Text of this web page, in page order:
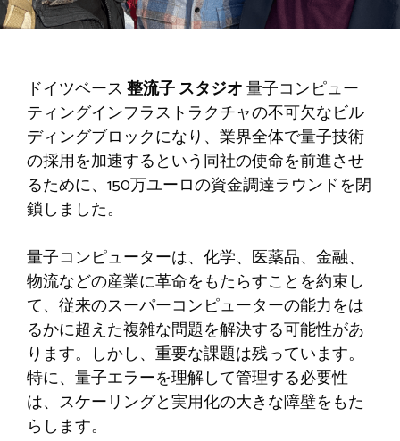
ドイツベース 整流子スタジオ量子コンピュー
ティングインフラストラクチャの不可欠なビル
ディングブロックになり、業界全体で量子技術
の採用を加速するという同社の使命を前進させ
るために、150万ユーロの資金調達ラウンドを閉
鎖しました。
量子コンピューターは、化学、医薬品、金融、
物流などの産業に革命をもたらすことを約束し
て、従来のスーパーコンピューターの能力をは
るかに超えた複雑な問題を解決する可能性があ
ります。しかし、重要な課題は残っています。
特に、量子エラーを理解して管理する必要性
は、スケーリングと実用化の大きな障壁をもた
らします。